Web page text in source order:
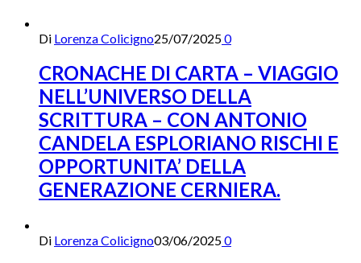
Di Lorenza Colicigno25/07/20250
CRONACHE DI CARTA – VIAGGIO
NELL’UNIVERSO DELLA
SCRITTURA – CON ANTONIO
CANDELA ESPLORIANO RISCHI E
OPPORTUNITA’ DELLA
GENERAZIONE CERNIERA.
Di Lorenza Colicigno03/06/20250